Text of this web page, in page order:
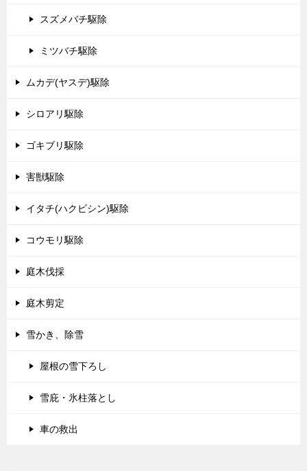
スズメバチ駆除
ミツバチ駆除
ムカデ(ヤスデ)駆除
シロアリ駆除
ゴキブリ駆除
害獣駆除
イタチ(ハクビシン)駆除
コウモリ駆除
庭木伐採
庭木剪定
雪かき、除雪
屋根の雪下ろし
雪庇・氷柱落とし
車の救出